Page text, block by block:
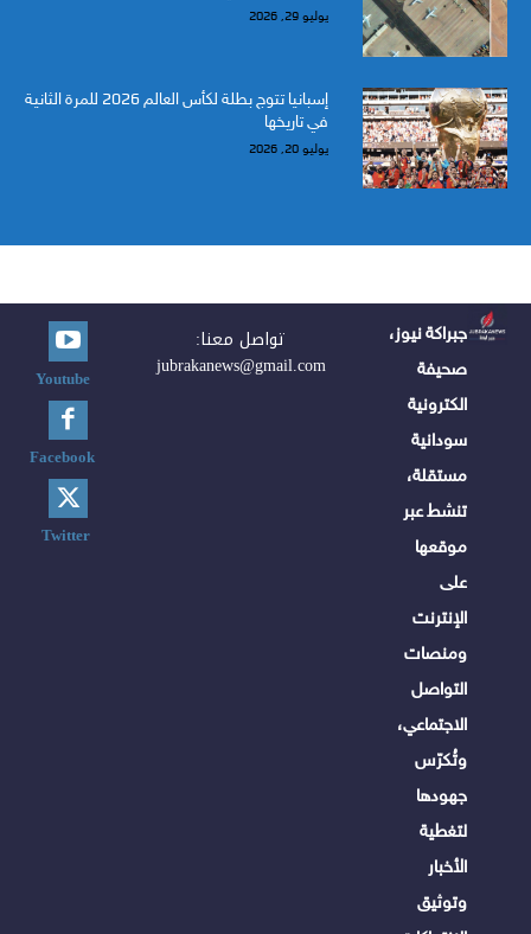
يوليو 29, 2026
إسبانيا تتوج بطلة لكأس العالم 2026 للمرة الثانية
في تاريخها
يوليو 20, 2026
جبراكة نيوز،
صحيفة
الكترونية
سودانية
مستقلة،
تنشط عبر
موقعها
على
الإنترنت
ومنصات
التواصل
الاجتماعي،
وتُكرّس
جهودها
لتغطية
الأخبار
وتوثيق
تواصل معنا:
jubrakanews@gmail.com
Youtube
Facebook
Twitter